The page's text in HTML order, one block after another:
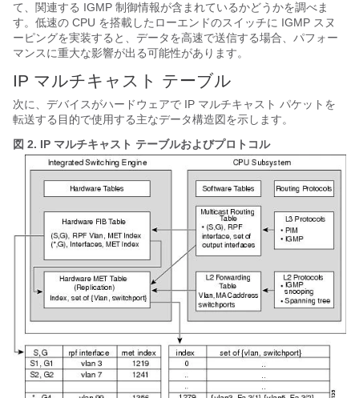
て、関連する IGMP 制御情報が含まれているかどうかを調べま
す。低速の CPU を搭載したローエンドのスイッチに IGMP スヌ
ーピングを実装すると、データを高速で送信する場合、パフォー
マンスに重大な影響が出る可能性があります。
IP マルチキャスト テーブル
次に、デバイスがハードウェアで IP マルチキャスト パケットを
転送する目的で使用する主なデータ構造図を示します。
図 2. IP マルチキャスト テーブルおよびプロトコル